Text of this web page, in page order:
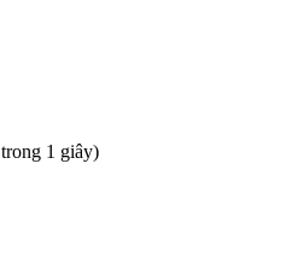
1 giây)